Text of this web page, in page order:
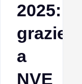
2025:
grazie
a
NVE